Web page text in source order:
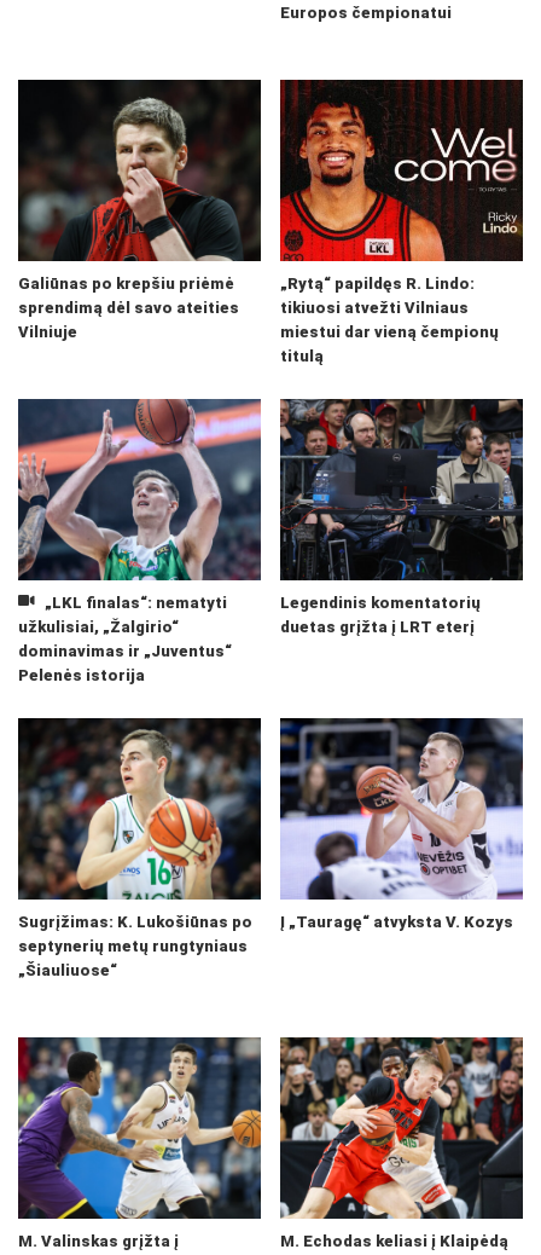
Europos čempionatui
Galiūnas po krepšiu priėmė
sprendimą dėl savo ateities
Vilniuje
„Rytą“ papildęs R. Lindo:
tikiuosi atvežti Vilniaus
miestui dar vieną čempionų
titulą
„LKL finalas“: nematyti
užkulisiai, „Žalgirio“
dominavimas ir „Juventus“
Pelenės istorija
Legendinis komentatorių
duetas grįžta į LRT eterį
Sugrįžimas: K. Lukošiūnas po
septynerių metų rungtyniaus
„Šiauliuose“
Į „Tauragę“ atvyksta V. Kozys
M. Valinskas grįžta į
M. Echodas keliasi į Klaipėdą